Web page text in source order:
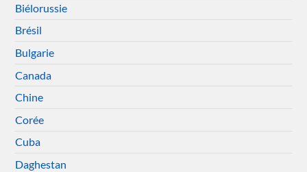
Biélorussie
Brésil
Bulgarie
Canada
Chine
Corée
Cuba
Daghestan